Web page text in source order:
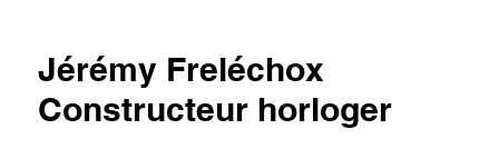
Jérémy Freléchox
Constructeur horloger